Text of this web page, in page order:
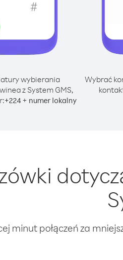
wybierania
z System GMS,
+224 + numer lokalny
Wybrać
minut połączeń za